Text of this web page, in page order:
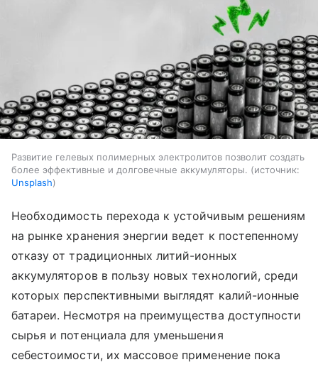
Развитие гелевых полимерных электролитов позволит создать
более эффективные и долговечные аккумуляторы.
источник:
Unsplash
Необходимость перехода к устойчивым решениям
на рынке хранения энергии ведет к постепенному
отказу от традиционных литий-ионных
аккумуляторов в пользу новых технологий, среди
которых перспективными выглядят калий-ионные
батареи. Несмотря на преимущества доступности
сырья и потенциала для уменьшения
себестоимости, их массовое применение пока